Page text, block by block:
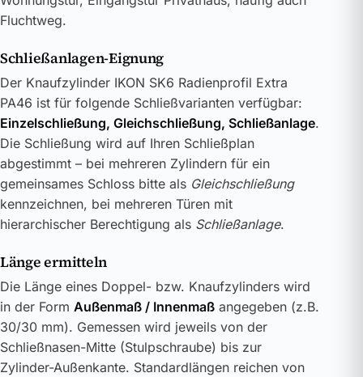
Fluchtweg.
Schließanlagen-Eignung
Der Knaufzylinder IKON SK6 Radienprofil Extra
PA46 ist für folgende Schließvarianten verfügbar:
Einzelschließung, Gleichschließung, Schließanlage.
Die Schließung wird auf Ihren Schließplan
abgestimmt – bei mehreren Zylindern für ein
gemeinsames Schloss bitte als Gleichschließung
kennzeichnen, bei mehreren Türen mit
hierarchischer Berechtigung als Schließanlage.
Länge ermitteln
Die Länge eines Doppel- bzw. Knaufzylinders wird
in der Form Außenmaß / Innenmaß angegeben (z.B.
30/30 mm). Gemessen wird jeweils von der
Schließnasen-Mitte (Stulpschraube) bis zur
Zylinder-Außenkante. Standardlängen reichen von